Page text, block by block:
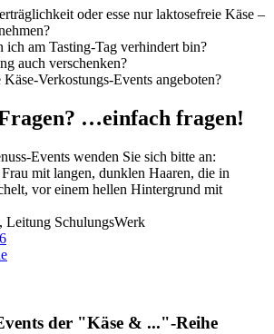
oder esse nur laktosefreie Käse –
ich am Tasting-Tag verhindert bin?
auch verschenken?
Verkostungs-Events angeboten?
…einfach fragen!
Events wenden Sie sich bitte an:
, Leitung SchulungsWerk
der "Käse & ..."-Reihe